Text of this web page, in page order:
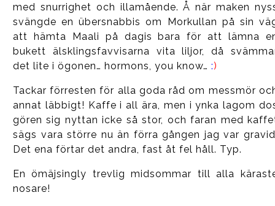
med snurrighet och illamående. Å när maken
svängde en übersnabbis om Morkullan på sin
att hämta Maali på dagis bara för att lämna
bukett älsklingsfavvisarna vita liljor, då
det lite i ögonen… hormons, you know… :)
Tackar förresten för alla goda råd om messmör
annat läbbigt! Kaffe i all ära, men i ynka lagom
gören sig nyttan icke så stor, och faran med
sägs vara större nu än förra gången jag var
Det ena förtar det andra, fast åt fel håll. Typ.
En ömäjsingly trevlig midsommar till alla
nosare!